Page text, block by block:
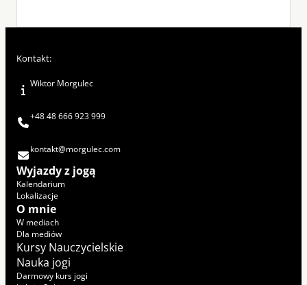
Kontakt:
Wiktor Morgulec
+48 48 666 923 999
kontakt@morgulec.com
Wyjazdy z jogą
Kalendarium
Lokalizacje
O mnie
W mediach
Dla mediów
Kursy Nauczycielskie
Nauka jogi
Darmowy kurs jogi